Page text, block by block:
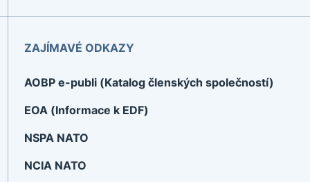
ZAJÍMAVÉ ODKAZY
AOBP e-publi (Katalog členských společností)
EOA (Informace k EDF)
NSPA NATO
NCIA NATO